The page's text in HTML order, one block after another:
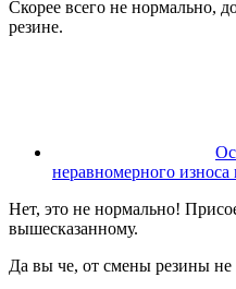
Скорее всего не нормально,
резине.
неравномерного
Нет, это не нормально!
вышесказанному.
Да вы че, от смены резины не